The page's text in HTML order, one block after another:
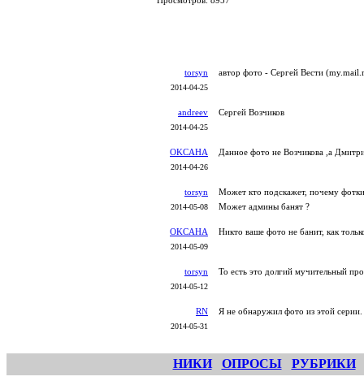
torsyn
2014-04-25
автор фото - Сергей Вести
andreev
2014-04-25
Сергей Возчиков
OKCAHA
2014-04-26
Данное фото не Возчикова ,а
torsyn
2014-05-08
Может кто подскажет, почему
Может админы банят ?
OKCAHA
2014-05-09
Никто ваше фото не банит, как
torsyn
2014-05-12
То есть это долгий мучительный
RN
2014-05-31
Я не обнаружил фото из этой
НИКИ ОПРОСЫ РУБРИКИ